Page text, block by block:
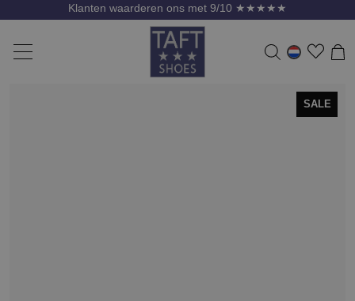
Klanten waarderen ons met 9/10 ★★★★★
SALE